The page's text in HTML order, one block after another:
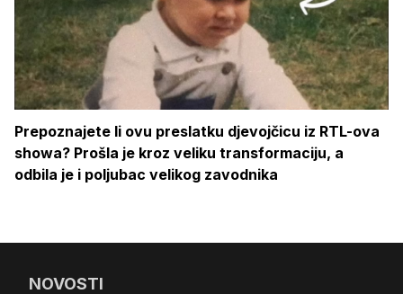
Prepoznajete li ovu preslatku djevojčicu iz RTL-ova
showa? Prošla je kroz veliku transformaciju, a
odbila je i poljubac velikog zavodnika
NOVOSTI